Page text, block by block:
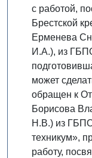
с работой,
Брестской
Ерменева
И.А.), из
может
обращен к
Борисова
Н.В.) из
техникум»,
работу,